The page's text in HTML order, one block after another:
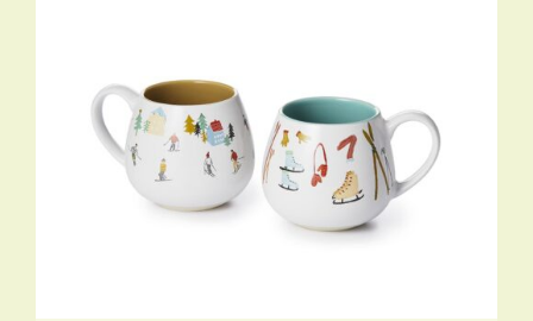
TOEVOEGEN AAN WINKELWAGEN
DETAILS